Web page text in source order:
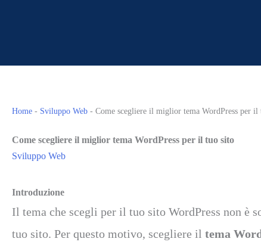
Home - Sviluppo Web - Come scegliere il miglior tema WordPress per il
Come scegliere il miglior tema WordPress per il tuo sito
Sviluppo Web
Introduzione
Il tema che scegli per il tuo sito WordPress non è
tuo sito. Per questo motivo, scegliere il tema